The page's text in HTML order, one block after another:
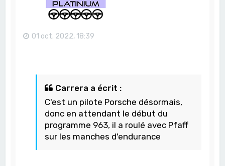
01 oct. 2022, 18:39
Carrera a écrit :
C'est un pilote Porsche désormais,
donc en attendant le début du
programme 963, il a roulé avec Pfaff
sur les manches d'endurance